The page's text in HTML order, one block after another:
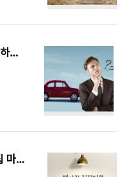
[금융정보 A to Z] 사고가 났는데 이상하게 휘말리는 것 같아요. 보험사기 의심되는 자동차사고 유형 및 대저방안 소개
[금융정보 A to Z] 사회초년생도 내 집 마련을 꿈꿔요! '청년 우대형 청약통장' 완화된 가입 조건 및 혜택